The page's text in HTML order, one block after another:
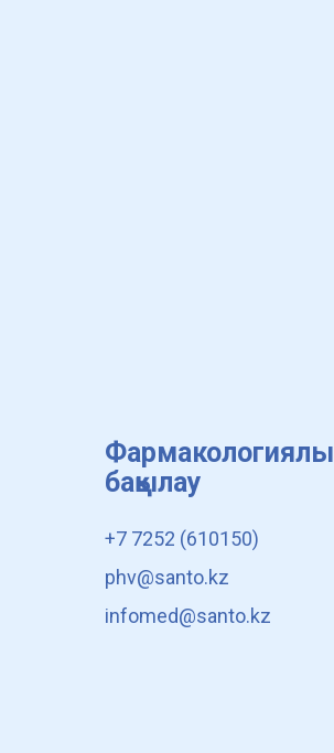
Фармакологиялық
бақылау
+7 7252 (610150)
phv@santo.kz
infomed@santo.kz